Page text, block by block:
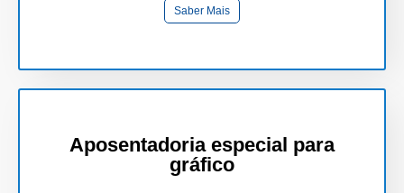
Saber Mais
Aposentadoria especial para
gráfico